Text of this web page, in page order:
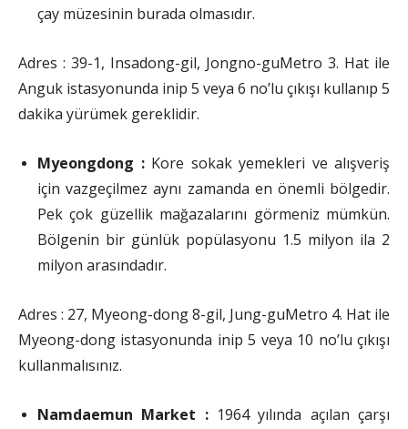
çay müzesinin burada olmasıdır.
Adres : 39-1, Insadong-gil, Jongno-guMetro 3. Hat ile
Anguk istasyonunda inip 5 veya 6 no’lu çıkışı kullanıp 5
dakika yürümek gereklidir.
Myeongdong :Kore sokak yemekleri ve alışveriş
için vazgeçilmez aynı zamanda en önemli bölgedir.
Pek çok güzellik mağazalarını görmeniz mümkün.
Bölgenin bir günlük popülasyonu 1.5 milyon ila 2
milyon arasındadır.
Adres : 27, Myeong-dong 8-gil, Jung-guMetro 4. Hat ile
Myeong-dong istasyonunda inip 5 veya 10 no’lu çıkışı
kullanmalısınız.
Namdaemun Market :1964 yılında açılan çarşı